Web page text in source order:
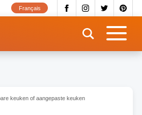
Français
keuken of aangepaste keuken